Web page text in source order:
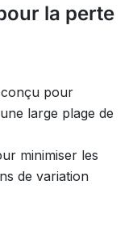
la perte
conçu pour
large plage de
minimiser les
de variation